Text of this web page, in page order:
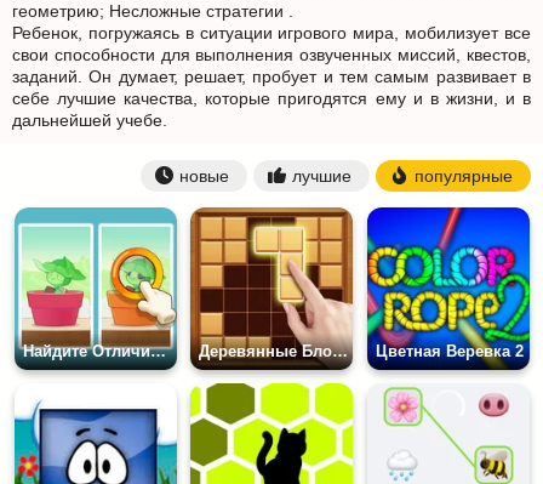
геометрию; Несложные стратегии .
Ребенок, погружаясь в ситуации игрового мира, мобилизует все
свои способности для выполнения озвученных миссий, квестов,
заданий. Он думает, решает, пробует и тем самым развивает в
себе лучшие качества, которые пригодятся ему и в жизни, и в
дальнейшей учебе.
новые лучшие популярные
Найдите Отличия: Будь Внимателен Деревянные Блоки Цветная Веревка 2